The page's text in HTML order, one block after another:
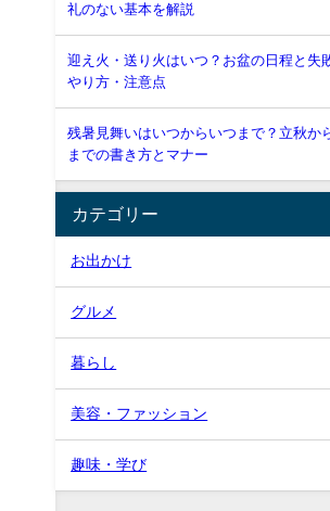
礼のない基本を解説
迎え火・送り火はいつ？お盆の日程と失
やり方・注意点
残暑見舞いはいつからいつまで？立秋か
までの書き方とマナー
カテゴリー
お出かけ
グルメ
暮らし
美容・ファッション
趣味・学び